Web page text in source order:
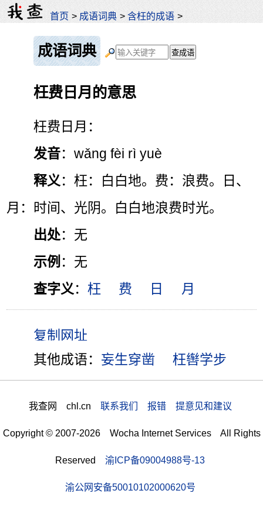
首页 > 成语词典 >含枉的成语 >
成语词典
枉费日月的意思
枉费日月：
发音：wǎng fèi rì yuè
释义 ：枉：白白地。费：浪费。日、
月：时间、光阴。白白地浪费时光。
出处：无
示例 ：无
查字义 ：枉 费 日 月
其他成语： 妄生穿凿 枉辔学步
我查网 chl.cn 联系我们 报错 提意见和建议
Copyright © 2007-2026 Wocha Internet Services All Rights
Reserved 渝ICP备09004988号-13
渝公网安备50010102000620号